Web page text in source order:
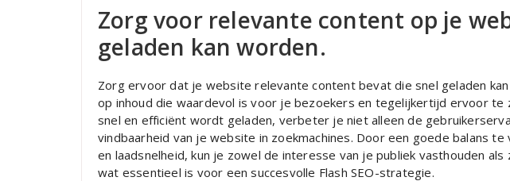
Zorg voor relevante content op je
geladen kan worden.
Zorg ervoor dat je website relevante content bevat die snel geladen
op inhoud die waardevol is voor je bezoekers en tegelijkertijd ervoor
snel en efficiënt wordt geladen, verbeter je niet alleen de
vindbaarheid van je website in zoekmachines. Door een goede balans
en laadsnelheid, kun je zowel de interesse van je publiek vasthouden als
wat essentieel is voor een succesvolle Flash SEO-strategie.